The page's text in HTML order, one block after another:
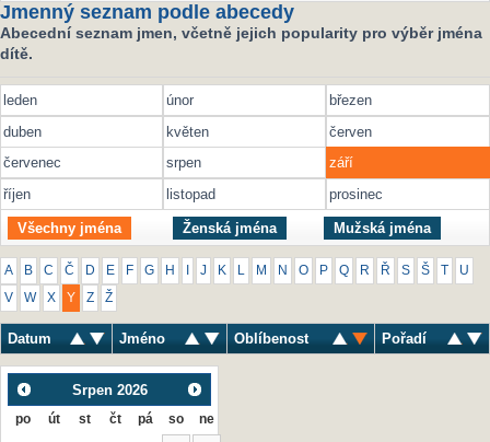
Jmenný seznam podle abecedy
Abecední seznam jmen, včetně jejich popularity pro výběr jména
dítě.
leden únor
březen
duben
květen
červen
červenec
srpen
září
říjen
listopad prosinec
Všechny jména Ženská jména Mužská jména
A B C Č D E F G H J K M N O P Q R Ř S Š U
V W X Y Z Ž
Datum Jméno Oblíbenost Pořadí
Srpen 2026
po út st čt pá so ne